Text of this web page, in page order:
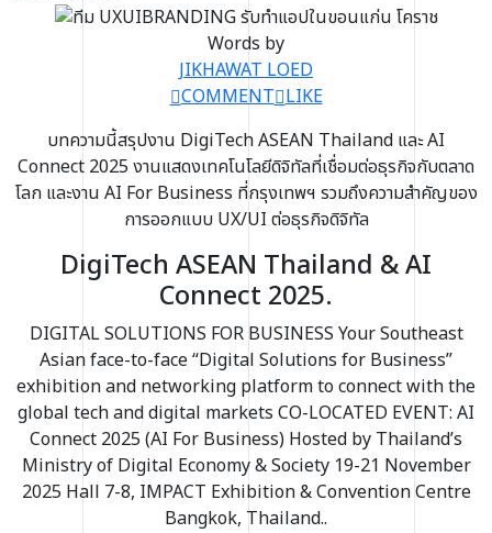
Words by
JIKHAWAT LOED
COMMENT LIKE
บทความนี้สรุปงาน DigiTech ASEAN Thailand และ AI
Connect 2025 งานแสดงเทคโนโลยีดิจิทัลที่เชื่อมต่อธุรกิจกับตลาด
โลก และงาน AI For Business ที่กรุงเทพฯ รวมถึงความสำคัญของ
การออกแบบ UX/UI ต่อธุรกิจดิจิทัล
DigiTech ASEAN Thailand & AI
Connect 2025.
DIGITAL SOLUTIONS FOR BUSINESS Your Southeast
Asian face-to-face “Digital Solutions for Business”
exhibition and networking platform to connect with the
global tech and digital markets CO-LOCATED EVENT: AI
Connect 2025 (AI For Business) Hosted by Thailand’s
Ministry of Digital Economy & Society 19-21 November
2025 Hall 7-8, IMPACT Exhibition & Convention Centre
Bangkok, Thailand..